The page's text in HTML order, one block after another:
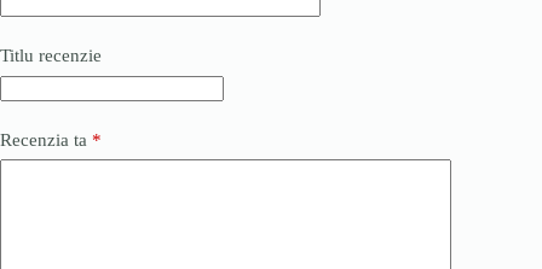
Titlu recenzie
Recenzia ta *